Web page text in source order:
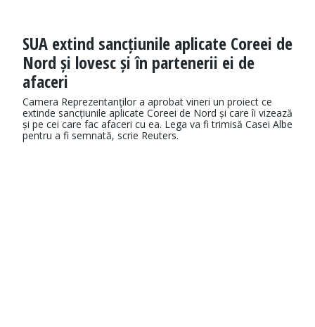
SUA extind sancțiunile aplicate Coreei de
Nord și lovesc și în partenerii ei de
afaceri
Camera Reprezentanţilor a aprobat vineri un proiect ce
extinde sancțiunile aplicate Coreei de Nord și care îi vizează
și pe cei care fac afaceri cu ea. Lega va fi trimisă Casei Albe
pentru a fi semnată, scrie Reuters.